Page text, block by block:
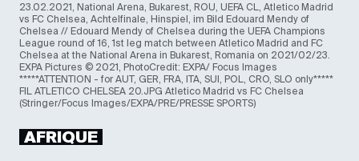
23.02.2021, National Arena, Bukarest, ROU, UEFA CL, Atletico Madrid
vs FC Chelsea, Achtelfinale, Hinspiel, im Bild Edouard Mendy of
Chelsea // Edouard Mendy of Chelsea during the UEFA Champions
League round of 16, 1st leg match between Atletico Madrid and FC
Chelsea at the National Arena in Bukarest, Romania on 2021/02/23.
EXPA Pictures © 2021, PhotoCredit: EXPA/ Focus Images
*****ATTENTION - for AUT, GER, FRA, ITA, SUI, POL, CRO, SLO only*****
FIL ATLETICO CHELSEA 20.JPG Atletico Madrid vs FC Chelsea
(Stringer/Focus Images/EXPA/PRE/PRESSE SPORTS)
AFRIQUE